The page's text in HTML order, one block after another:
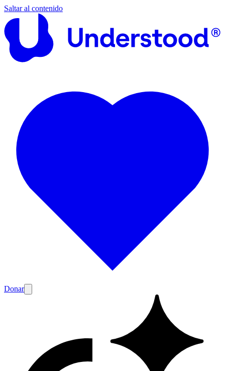
Saltar al contenido
Donar